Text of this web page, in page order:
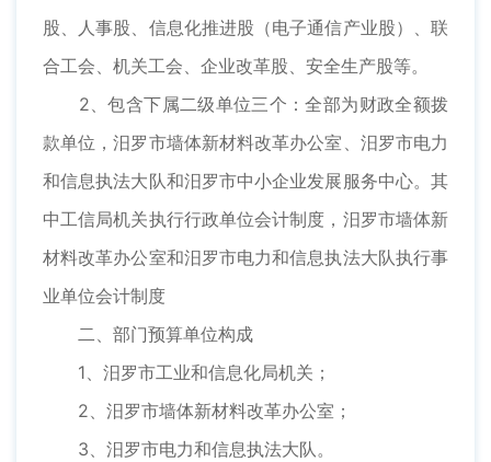
股、人事股、信息化推进股（电子通信产业股）、联
合工会、机关工会、企业改革股、安全生产股等。
2、包含下属二级单位三个：全部为财政全额拨
款单位，汨罗市墙体新材料改革办公室、汨罗市电力
和信息执法大队和汨罗市中小企业发展服务中心。其
中工信局机关执行行政单位会计制度，汨罗市墙体新
材料改革办公室和汨罗市电力和信息执法大队执行事
业单位会计制度
二、部门预算单位构成
1、汨罗市工业和信息化局机关；
2、汨罗市墙体新材料改革办公室；
3、汨罗市电力和信息执法大队。